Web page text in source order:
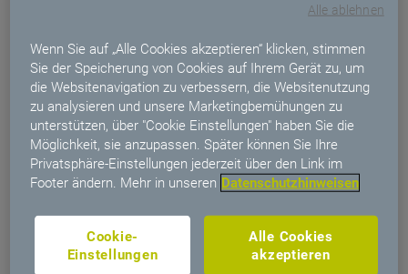
über den 4. Platz in der branchenübergreifenden Rubrik
Platz im Vorjahrgelungen ist.
Die Top Service Deutschland Auszeichnung wird jährlich
im Rahmen einer Studie des Beratungsunternehmens CR
Management Consulting GmbH, Köln, in Kooperation mit
dem Handelsblatt und dem Institut für Marktorientierte
Unternehmensführung der Universität Mannheim
qualität der teilnehmenden Unternehmen analysiert und
bewertet. Für den branchenübergreifenden
Wettbewerbsvergleich gehen die Veranstalter in drei
Wenn Sie auf „Alle Cookies akzeptieren“ klicken, stimmen
Sie der Speicherung von Cookies auf Ihrem Gerät zu, um
die Websitenavigation zu verbessern, die Websitenutzung
zu analysieren und unsere Marketingbemühungen zu
unterstützen, über "Cookie Einstellungen" haben Sie die
Möglichkeit, sie anzupassen. Später können Sie Ihre
Privatsphäre-Einstellungen jederzeit über den Link im
Footer ändern. Mehr in unseren Datenschutzhinweisen
Alle Cookies
akzeptieren
Cookie-
Einstellungen
Alle ablehnen